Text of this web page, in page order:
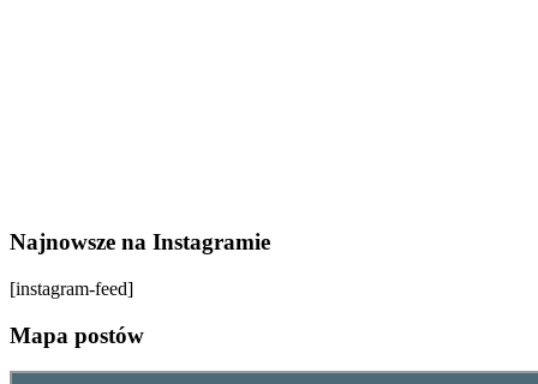
Najnowsze na Instagramie
[instagram-feed]
Mapa postów